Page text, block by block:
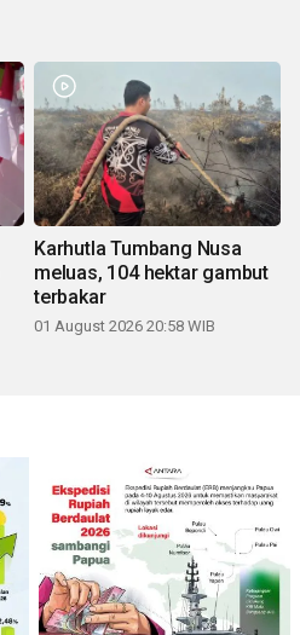
Karhutla Tumbang Nusa
meluas, 104 hektar gambut
terbakar
01 August 2026 20:58 WIB